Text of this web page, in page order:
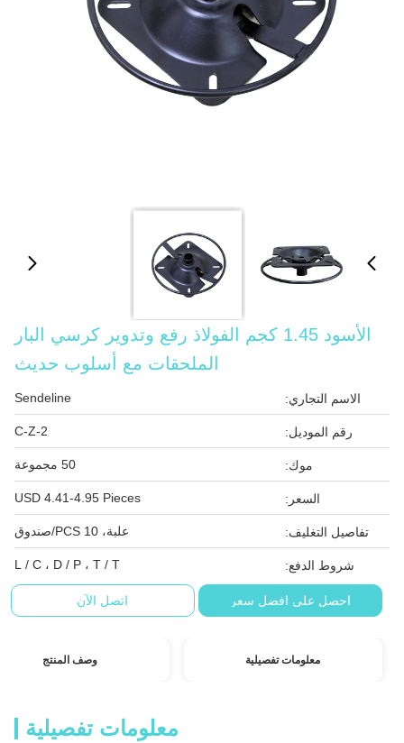
الأسود 1.45 كجم الفولاذ رفع وتدوير كرسي البار
الملحقات مع أسلوب حديث
الاسم التجاري: Sendeline
رقم الموديل: C-Z-2
موك: 50 مجموعة
السعر: USD 4.41-4.95 Pieces
تفاصيل التغليف: علبة، 10 PCS/صندوق
شروط الدفع: L / C ، D / P ، T / T
احصل على افضل سعر اتصل الآن
معلومات تفصيلية وصف المنتج
معلومات تفصيلية